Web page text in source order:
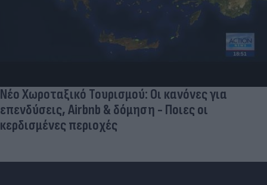
Νέο Χωροταξικό Τουρισμού: Οι κανόνες για
επενδύσεις, Airbnb & δόμηση - Ποιες οι
κερδισμένες περιοχές